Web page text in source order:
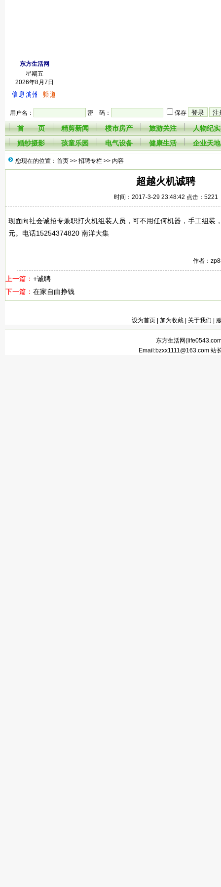
东方生活网
星期五
2026年8月7日
用户名： 密 码： 保存
首 页 精剪新闻 楼市房产 旅游关注
人物纪实
婚纱摄影
孩童乐园 电气设备 健康生活 企业天地
您现在的位置：首页 >> 招聘专栏 >> 内容
超越火机诚聘
时间：2017-3-29 23:48:42 点击：5221
现面向社会诚招专兼职打火机组装人员，可不用任何机器，手工组
元。电话15254374820 南洋大集
作者：
上一篇： +诚聘
下一篇： 在家自由挣钱
设为首页| 加为收藏| 关于我们
东方生活网(
Email:bzxx1111@163.com 站